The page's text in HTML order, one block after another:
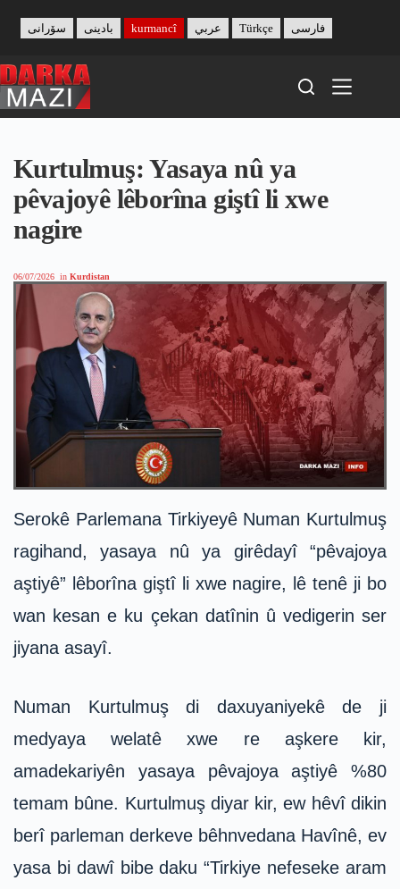
content
بادینی سۆرانی kurmancî عربي Türkçe فارسی
Kurtulmuş: Yasaya nû ya
pêvajoyê lêborîna giştî li xwe
nagire
06/07/2026 in Kurdistan
Serokê Parlemana Tirkiyeyê Numan Kurtulmuş
ragihand, yasaya nû ya girêdayî “pêvajoya
aştiyê” lêborîna giştî li xwe nagire, lê tenê ji bo
wan kesan e ku çekan datînin û vedigerin ser
jiyana asayî.
Numan Kurtulmuş di daxuyaniyekê de ji
medyaya welatê xwe re aşkere kir,
amadekariyên yasaya pêvajoya aştiyê %80
temam bûne. Kurtulmuş diyar kir, ew hêvî dikin
berî parleman derkeve bêhnvedana Havînê, ev
yasa bi dawî bibe daku “Tirkiye nefeseke aram